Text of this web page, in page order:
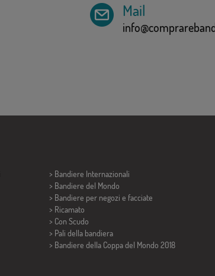
Mail
> Bandiere Internazionali
> Bandiere del Mondo
> Bandiere per negozi e facciate
> Ricamato
> Con Scudo
> Pali della bandiera
> Bandiere della Coppa del Mondo 2018